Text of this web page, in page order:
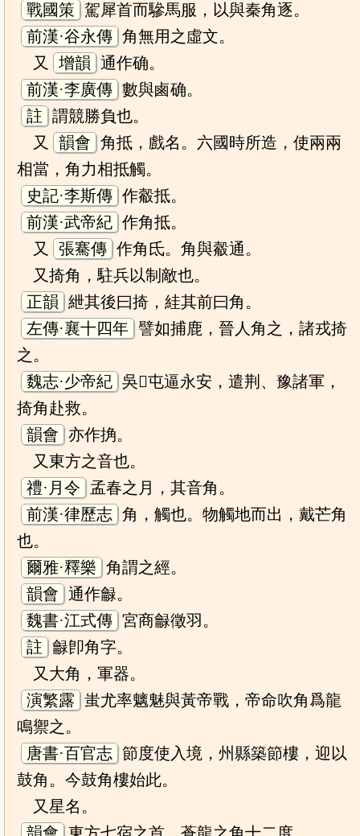
戰國策
駕犀首而驂馬服，以與秦角逐。
前漢·谷永傳 角無用之虛文。
又
增韻 通作确。
前漢·李廣傳 數與鹵确。
註 謂競勝負也。
又
韻會 角抵，戲名。六國時所造，使兩兩
相當，角力相抵觸。
史記·李斯傳 作觳抵。
前漢·武帝紀 作角抵。
又
張騫傳 作角氐。角與觳通。
又掎角，駐兵以制敵也。
正韻 紲其後曰掎，絓其前曰角。
左傳·襄十四年 譬如捕鹿，晉人角之，諸戎掎
之。
魏志·少帝紀 吳𡨥屯逼永安，遣荆、豫諸軍，
掎角赴救。
韻會 亦作捔。
又東方之音也。
禮·月令
孟春之月，其音角。
前漢·律歷志 角，觸也。物觸地而出，戴芒角
也。
爾雅·釋樂 角謂之經。
韻會 通作龣。
魏書·江式傳 宮商龣徵羽。
註 龣卽角字。
又大角，軍器。
演繁露 蚩尤率魑魅與黃帝戰，帝命吹角爲龍
鳴禦之。
唐書·百官志 節度使入境，州縣築節樓，迎以
鼓角。今鼓角樓始此。
又星名。